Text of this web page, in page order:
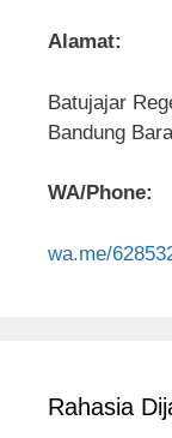
Alamat:
Batujajar
Bandung
WA/Phone:
wa.me/
Rahasia